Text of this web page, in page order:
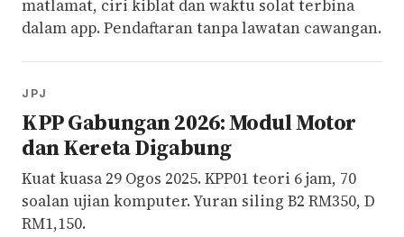
matlamat, ciri kiblat dan waktu solat terbina
dalam app. Pendaftaran tanpa lawatan cawangan.
JPJ
KPP Gabungan 2026: Modul Motor
dan Kereta Digabung
Kuat kuasa 29 Ogos 2025. KPP01 teori 6 jam, 70
soalan ujian komputer. Yuran siling B2 RM350, D
RM1,150.